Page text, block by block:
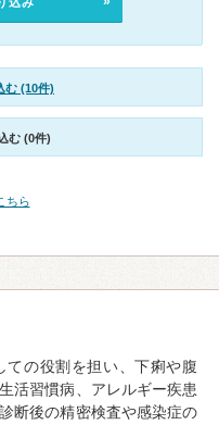
む (10件)
む (0件)
ちら
ての役割を担い、下痢や腹
活習慣病、アレルギー疾患
断後の精密検査や感染症の